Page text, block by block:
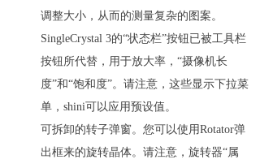
调整大小，从而的测量复杂的图案。
SingleCrystal 3的“状态栏”按钮已被工具栏
按钮所代替，用于放大率，“摄像机长
度”和“饱和度”。请注意，这些显示下拉菜
单，shini可以应用预设值。
可拆卸的转子弹窗。您可以使用Rotator弹
出框来的旋转晶体。请注意，旋转器“属